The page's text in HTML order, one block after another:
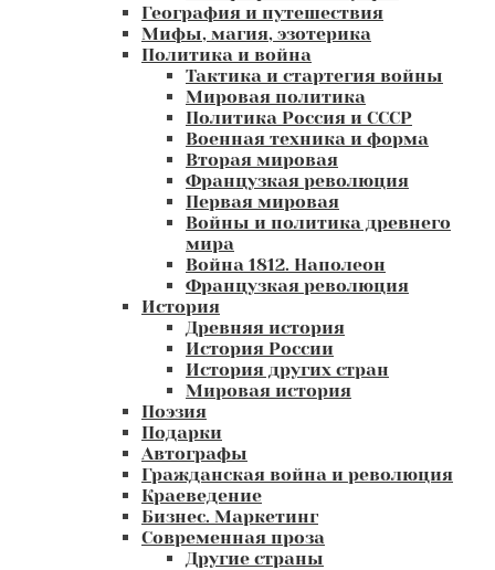
География и путешествия
Мифы, магия, эзотерика
Политика и война
Тактика и стартегия войны
Мировая политика
Политика Россия и СССР
Военная техника и форма
Вторая мировая
Французкая революция
Первая мировая
Войны и политика древнего
мира
Война 1812. Наполеон
Французкая революция
История
Древняя история
История России
История других стран
Мировая история
Поэзия
Подарки
Автографы
Гражданская война и революция
Краеведение
Бизнес. Маркетинг
Современная проза
Другие страны